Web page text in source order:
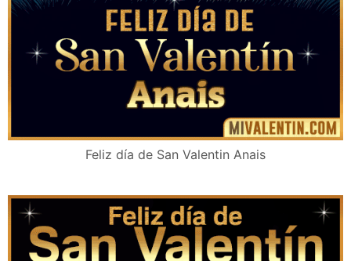
Feliz día de San Valentin Anais